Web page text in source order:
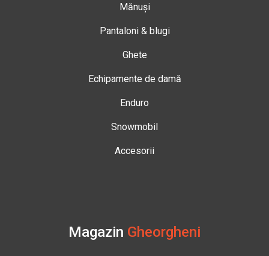
Mănuși
Pantaloni & blugi
Ghete
Echipamente de damă
Enduro
Snowmobil
Accesorii
Magazin Gheorgheni